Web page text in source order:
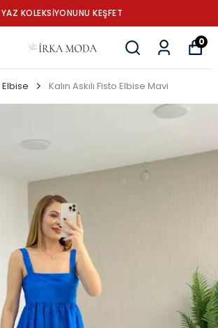
YAZ KOLEKSİYONUNU KEŞFET
0
Elbise Kalın Askılı Fisto Elbise Mavi